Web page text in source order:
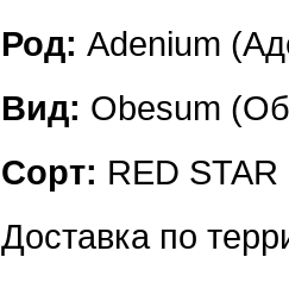
Род: Adenium
Вид: Obesum
Сорт: RED
Доставка по